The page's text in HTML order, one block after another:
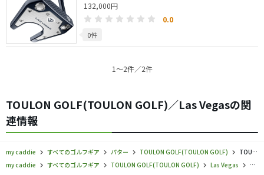
132,000円
0.0
0件
1〜2件／2件
TOULON GOLF(TOULON GOLF)／Las Vegasの関
連情報
my caddie すべてのゴルフギア パター TOULON GOLF(TOULON GOLF)
TOULON GOLF／Las Vegas／パターの口コミ評価
my caddie
すべてのゴルフギア TOULON GOLF(TOULON GOLF) Las Vegas